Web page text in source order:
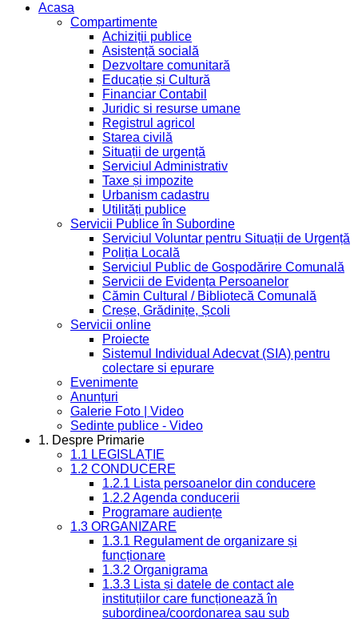
Acasa
Compartimente
Achiziții publice
Asistență socială
Dezvoltare comunitară
Educație și Cultură
Financiar Contabil
Juridic si resurse umane
Registrul agricol
Starea civilă
Situații de urgență
Serviciul Administrativ
Taxe și impozite
Urbanism cadastru
Utilități publice
Servicii Publice în Subordine
Serviciul Voluntar pentru Situații de Urgență
Poliția Locală
Serviciul Public de Gospodărire Comunală
Servicii de Evidența Persoanelor
Cămin Cultural / Bibliotecă Comunală
Creșe, Grădinițe, Școli
Servicii online
Proiecte
Sistemul Individual Adecvat (SIA) pentru
colectare si epurare
Evenimente
Anunțuri
Galerie Foto | Video
Sedinte publice - Video
1. Despre Primarie
1.1 LEGISLAȚIE
1.2 CONDUCERE
1.2.1 Lista persoanelor din conducere
1.2.2 Agenda conducerii
Programare audiențe
1.3 ORGANIZARE
1.3.1 Regulament de organizare și
funcționare
1.3.2 Organigrama
1.3.3 Lista și datele de contact ale
instituțiilor care funcționează în
subordinea/coordonarea sau sub